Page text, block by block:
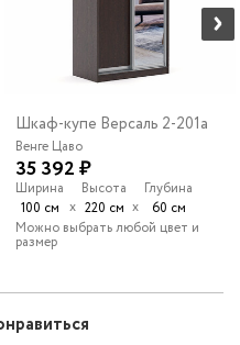
Шкаф-купе Версаль 2-201a
Венге Цаво
35 392 ₽
Ширина
100 см х
Высота
220 см х
Глубина
60 см
Можно выбрать любой цвет и
размер